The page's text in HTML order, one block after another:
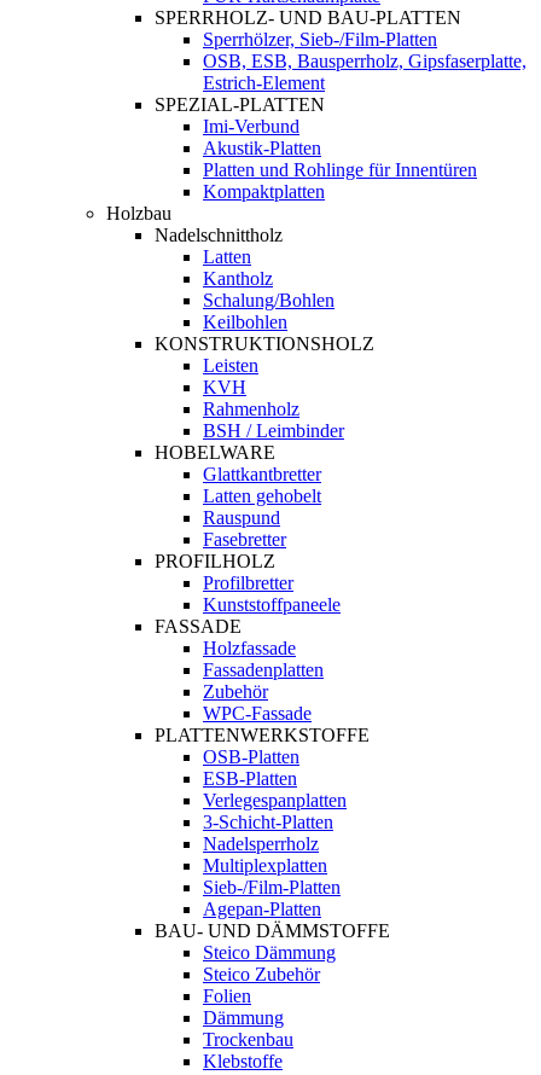
SPERRHOLZ- UND BAU-PLATTEN
Sperrhölzer, Sieb-/Film-Platten
OSB, ESB, Bausperrholz, Gipsfaserplatte,
Estrich-Element
SPEZIAL-PLATTEN
Imi-Verbund
Akustik-Platten
Platten und Rohlinge für Innentüren
Kompaktplatten
Holzbau
Nadelschnittholz
Latten
Kantholz
Schalung/Bohlen
Keilbohlen
KONSTRUKTIONSHOLZ
Leisten
KVH
Rahmenholz
BSH / Leimbinder
HOBELWARE
Glattkantbretter
Latten gehobelt
Rauspund
Fasebretter
PROFILHOLZ
Profilbretter
Kunststoffpaneele
FASSADE
Holzfassade
Fassadenplatten
Zubehör
WPC-Fassade
PLATTENWERKSTOFFE
OSB-Platten
ESB-Platten
Verlegespanplatten
3-Schicht-Platten
Nadelsperrholz
Multiplexplatten
Sieb-/Film-Platten
Agepan-Platten
BAU- UND DÄMMSTOFFE
Steico Dämmung
Steico Zubehör
Folien
Dämmung
Trockenbau
Klebstoffe